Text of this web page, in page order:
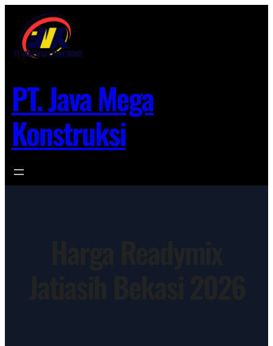
konten
PT. Java Mega
Konstruksi